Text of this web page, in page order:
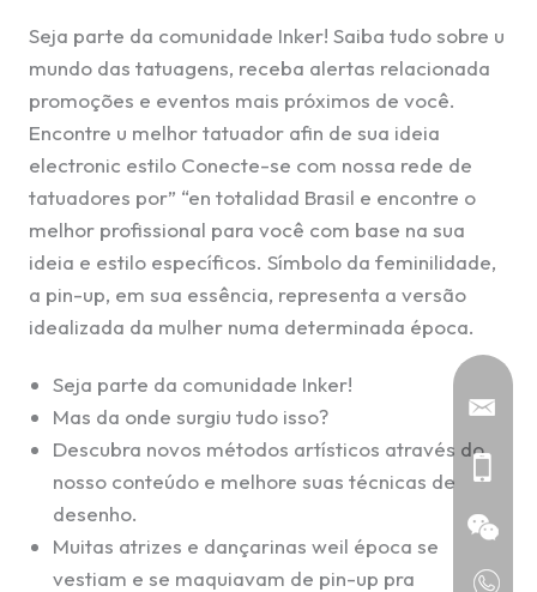
Seja parte da comunidade Inker! Saiba tudo sobre u
mundo das tatuagens, receba alertas relacionada
promoções e eventos mais próximos de você.
Encontre u melhor tatuador afin de sua ideia
electronic estilo Conecte-se com nossa rede de
tatuadores por” “en totalidad Brasil e encontre o
melhor profissional para você com base na sua
ideia e estilo específicos. Símbolo da feminilidade,
a pin-up, em sua essência, representa a versão
idealizada da mulher numa determinada época.
Seja parte da comunidade Inker!
Mas da onde surgiu tudo isso?
Descubra novos métodos artísticos através do
nosso conteúdo e melhore suas técnicas de
desenho.
Muitas atrizes e dançarinas weil época se
vestiam e se maquiavam de pin-up pra